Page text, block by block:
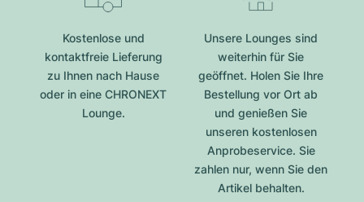
Kostenlose und
kontaktfreie Lieferung
zu Ihnen nach Hause
oder in eine CHRONEXT
Lounge.
Unsere Lounges sind
weiterhin für Sie
geöffnet. Holen Sie Ihre
Bestellung vor Ort ab
und genießen Sie
unseren kostenlosen
Anprobeservice. Sie
zahlen nur, wenn Sie den
Artikel behalten.